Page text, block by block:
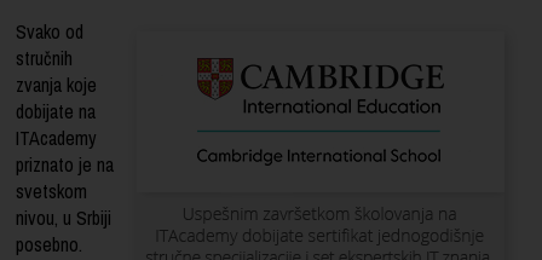
Svako od
stručnih
zvanja koje
dobijate na
ITAcademy
priznato je na
svetskom
nivou, u Srbiji
posebno.